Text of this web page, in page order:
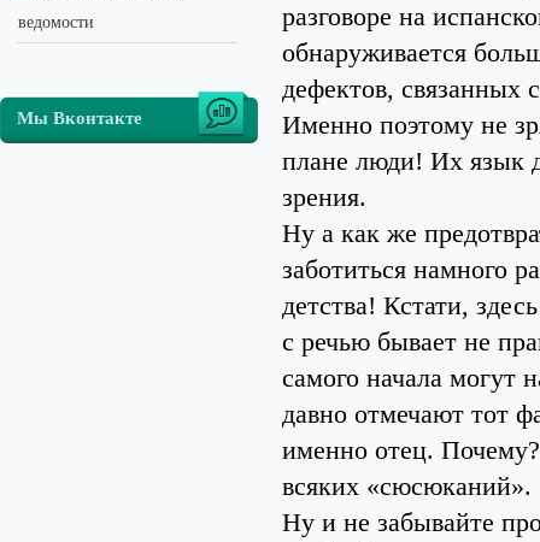
ведомости
Мы Вконтакте
разговоре на
обнаруживается
дефектов, связанных
Именно поэтому не
плане люди! Их язык
зрения.
Ну а как же
заботиться намного
детства! Кстати,
с речью бывает не
самого начала могут
давно отмечают тот
именно отец.
всяких «сюсюканий».
Ну и не забывайте